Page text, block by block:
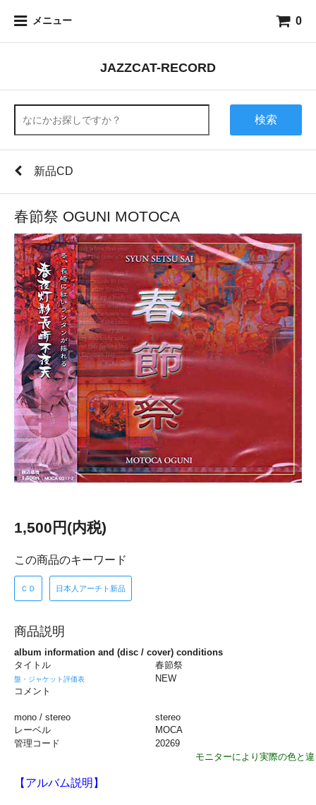
メニュー 0
JAZZCAT-RECORD
検索
新品CD
春節祭 OGUNI MOTOCA
1,500円(内税)
この商品のキーワード
ＣＤ 日本人アーチト新品
商品説明
album information and (disc / cover) conditions
タイトル
春節祭
盤・ジャケット評価表
NEW
コメント
mono / stereo
stereo
レーベル
MOCA
管理コード
20269
モニターにより実際の色と
【アルバム説明】